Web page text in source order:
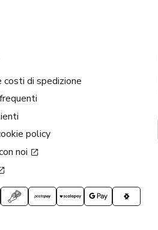
costi di spedizione
policy
noi